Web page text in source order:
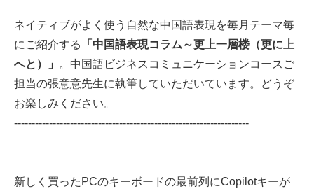
ネイティブがよく使う自然な中国語表現を毎月テーマ毎
にご紹介する
「中国語表現コラム～更上一層楼（更に上
へと）」
。中国語ビジネスコミュニケーションコースご
担当の張意意先生に執筆していただいています。どうぞ
お楽しみください。
-------------------------------------------------------------------
新しく買ったPCのキーボードの最前列にCopilotキーが